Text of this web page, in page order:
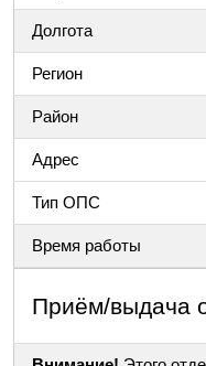
Долгота
Регион
Район
Адрес
Тип ОПС
Время работы
Приём/выдача